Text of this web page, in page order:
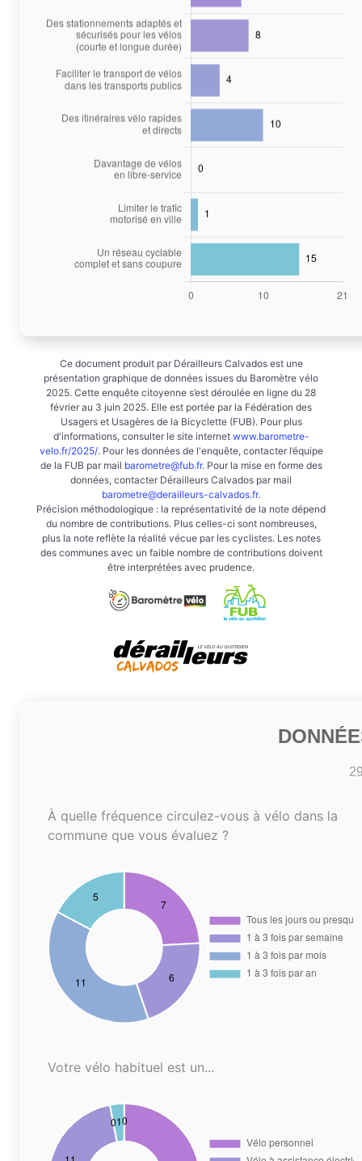
Ce document produit par Dérailleurs Calvados est une
présentation graphique de données issues du Baromètre vélo
2025. Cette enquête citoyenne s’est déroulée en ligne du 28
février au 3 juin 2025. Elle est portée par la Fédération des
Usagers et Usagères de la Bicyclette (FUB). Pour plus
d'informations, consulter le site internet www.barometre-
velo.fr/2025/. Pour les données de l'enquête, contacter l’équipe
de la FUB par mail barometre@fub.fr. Pour la mise en forme des
données, contacter Dérailleurs Calvados par mail
barometre@derailleurs-calvados.fr.
Précision méthodologique : la représentativité de la note dépend
du nombre de contributions. Plus celles-ci sont nombreuses,
plus la note reflète la réalité vécue par les cyclistes. Les notes
des communes avec un faible nombre de contributions doivent
être interprétées avec prudence.
À quelle fréquence circulez-vous à vélo dans la
commune que vous évaluez ?
Votre vélo habituel est un...